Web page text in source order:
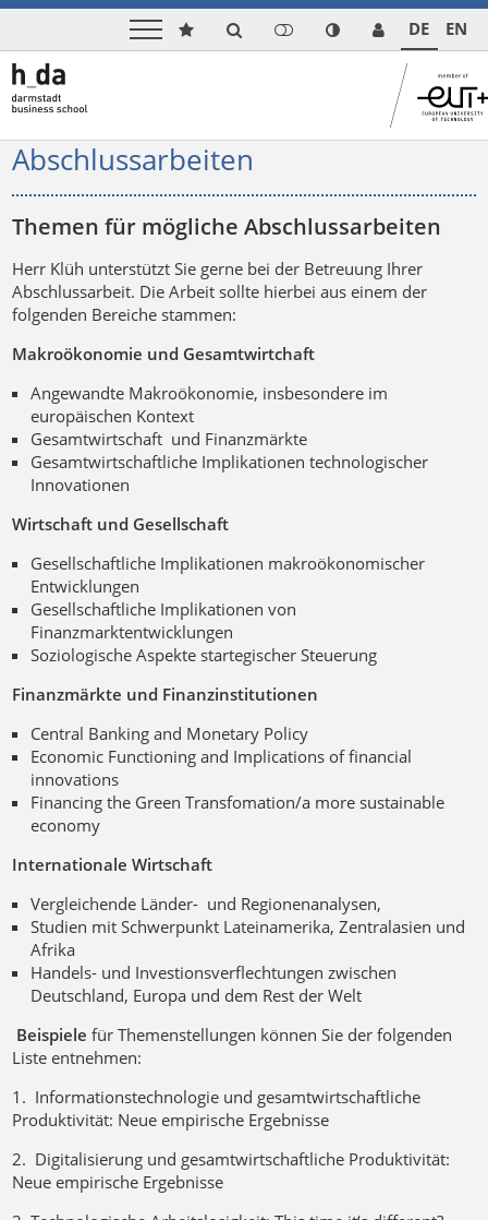
DE EN
Abschlussarbeiten
Themen für mögliche Abschlussarbeiten
Herr Klüh unterstützt Sie gerne bei der Betreuung Ihrer
Abschlussarbeit. Die Arbeit sollte hierbei aus einem der
folgenden Bereiche stammen:
Makroökonomie und Gesamtwirtchaft
Angewandte Makroökonomie, insbesondere im
europäischen Kontext
Gesamtwirtschaft und Finanzmärkte
Gesamtwirtschaftliche Implikationen technologischer
Innovationen
Wirtschaft und Gesellschaft
Gesellschaftliche Implikationen makroökonomischer
Entwicklungen
Gesellschaftliche Implikationen von
Finanzmarktentwicklungen
Soziologische Aspekte startegischer Steuerung
Finanzmärkte und Finanzinstitutionen
Central Banking and Monetary Policy
Economic Functioning and Implications of financial
innovations
Financing the Green Transfomation/a more sustainable
economy
Internationale Wirtschaft
Vergleichende Länder- und Regionenanalysen,
Studien mit Schwerpunkt Lateinamerika, Zentralasien und
Afrika
Handels- und Investionsverflechtungen zwischen
Deutschland, Europa und dem Rest der Welt
Beispiele für Themenstellungen können Sie der folgenden
Liste entnehmen:
1. Informationstechnologie und gesamtwirtschaftliche
Produktivität: Neue empirische Ergebnisse
2. Digitalisierung und gesamtwirtschaftliche Produktivität:
Neue empirische Ergebnisse